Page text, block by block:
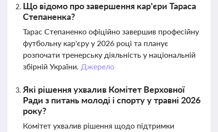
Що відомо про завершення кар'єри Тараса
Степаненка?
Тарас Степаненко офіційно завершив професійну
футбольну кар'єру у 2026 році та планує
розпочати тренерську діяльність у національній
збірній України. Джерело
Які рішення ухвалив Комітет Верховної
Ради з питань молоді і спорту у травні 2026
року?
Комітет ухвалив рішення щодо підтримки